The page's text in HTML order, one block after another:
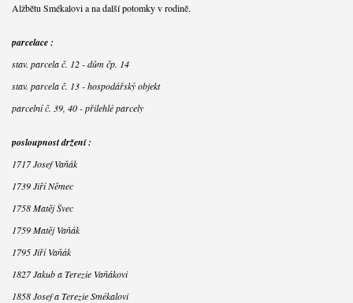
Alžbětu Smékalovi a na další potomky v rodině.
parcelace :
stav. parcela č. 12 - dům čp. 14
stav. parcela č. 13 - hospodářský objekt
parcelní č. 39, 40 - přilehlé parcely
posloupnost držení :
1717 Josef Vaňák
1739 Jiří Němec
1758 Matěj Švec
1759 Matěj Vaňák
1795 Jiří Vaňák
1827 Jakub a Terezie Vaňákovi
1858 Josef a Terezie Smékalovi